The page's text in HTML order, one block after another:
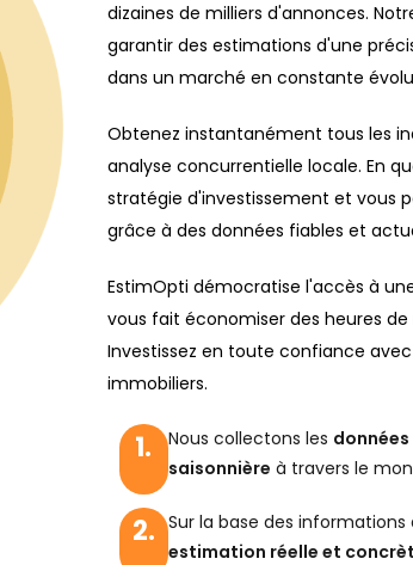
dizaines de milliers d'annonces.
garantir des estimations d'une
dans un marché en constante
Obtenez instantanément tous les
analyse concurrentielle locale. En
stratégie d'investissement et vous
grâce à des données fiables et
EstimOpti démocratise l'accès à
vous fait économiser des heures
Investissez en toute confiance
immobiliers.
1. Nous collectons les
saisonnière à travers le
2. Sur la base des
estimation réelle et